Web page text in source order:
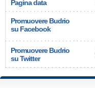
Pagina data
Promuovere Budrio
su Facebook
Promuovere Budrio
su Twitter